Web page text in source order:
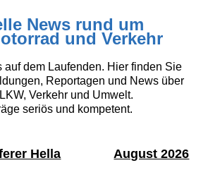
News rund um
und Verkehr
auf dem Laufenden. Hier finden Sie
Reportagen und News über
Verkehr und Umwelt.
seriös und kompetent.
Hella
August 2026